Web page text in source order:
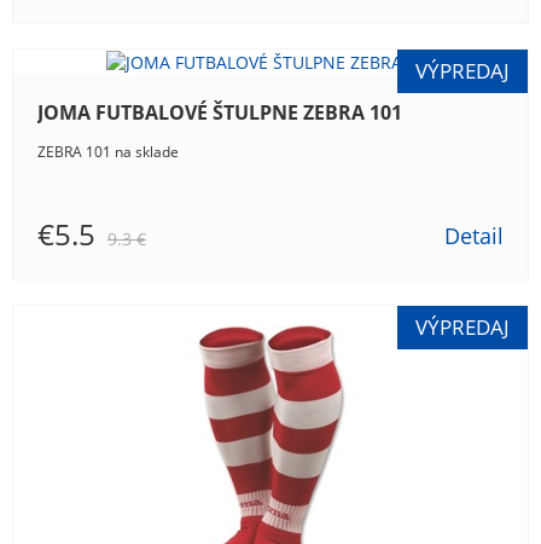
JOMA FUTBALOVÉ ŠTULPNE ZEBRA 101
ZEBRA 101 na sklade
€5.5 9.3 € Detail